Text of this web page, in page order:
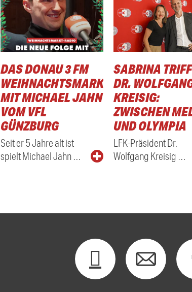
DAS DONAU 3 FM
WEIHNACHTSMARKTRADIO
MIT MICHAEL JAHN
VOM VFL
GÜNZBURG
Seit er 5 Jahre alt ist
spielt Michael Jahn …
SABRINA
DR.
KREISIG:
ZWISCHEN
UND OLYMPIA
LFK-Präsident Dr.
Wolfgang Kreisig …